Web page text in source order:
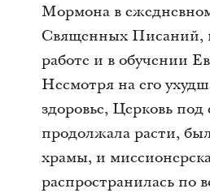
Мормона в
Священных Писаний,
работе и в обучении
Несмотря на его
здоровье, Церковь под
продолжала расти,
храмы, и
распространилась по